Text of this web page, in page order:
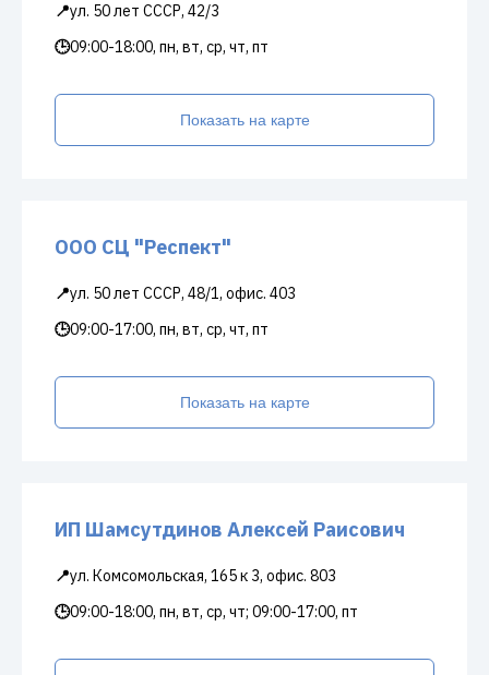
📍ул. 50 лет СССР, 42/3
🕒09:00-18:00, пн, вт, ср, чт, пт
Показать на карте
ООО СЦ "Респект"
📍ул. 50 лет СССР, 48/1, офис. 403
🕒09:00-17:00, пн, вт, ср, чт, пт
Показать на карте
ИП Шамсутдинов Алексей Раисович
📍ул. Комсомольская, 165 к 3, офис. 803
🕒09:00-18:00, пн, вт, ср, чт; 09:00-17:00, пт